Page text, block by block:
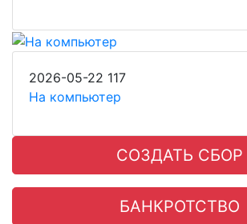
2026-05-22 117
На компьютер
СОЗДАТЬ СБОР
БАНКРОТСТВО